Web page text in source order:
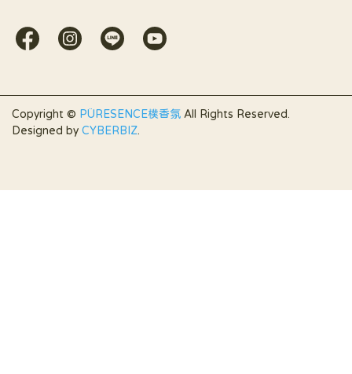
Copyright © PÜRESENCE樸香氛 All Rights Reserved.
Designed by CYBERBIZ.